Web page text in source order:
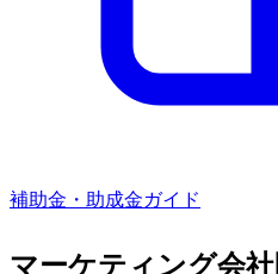
補助金・助成金ガイド
マーケティング会社